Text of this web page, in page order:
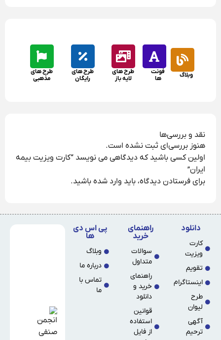
وبلاگ
ها
طرح های
لایه باز
رایگان
طرح های
مذهبی
هنوز بررسی‌ای ثبت نشده است.
اولین کسی باشید که دیدگاهی می نویسد “کارت ویزیت بیمه
ایران”
برای فرستادن دیدگاه، باید
ویزیت
اینستاگرام
لیوان
ترحیم
خرید
متداول
خرید و
دانلود
استفاده
از فایل
ها
ها
ما